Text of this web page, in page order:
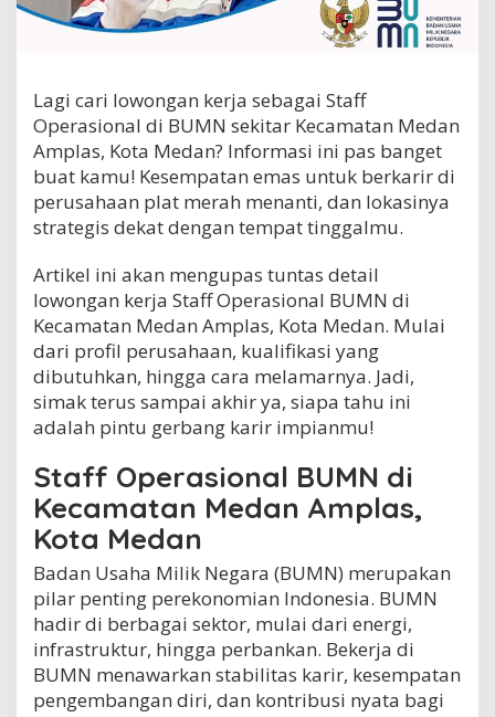
i
o
l
B
U
M
N
d
i
K
c
m
a
t
a
M
e
a
n
A
m
p
l
s
,
K
o
a
Lagi cari lowongan kerja sebagai Staff
Operasional di BUMN sekitar Kecamatan Medan
Amplas, Kota Medan? Informasi ini pas banget
buat kamu! Kesempatan emas untuk berkarir di
perusahaan plat merah menanti, dan lokasinya
strategis dekat dengan tempat tinggalmu.
Artikel ini akan mengupas tuntas detail
lowongan kerja Staff Operasional BUMN di
Kecamatan Medan Amplas, Kota Medan. Mulai
dari profil perusahaan, kualifikasi yang
dibutuhkan, hingga cara melamarnya. Jadi,
simak terus sampai akhir ya, siapa tahu ini
adalah pintu gerbang karir impianmu!
Staff Operasional BUMN di
Kecamatan Medan Amplas,
Kota Medan
Badan Usaha Milik Negara (BUMN) merupakan
pilar penting perekonomian Indonesia. BUMN
hadir di berbagai sektor, mulai dari energi,
infrastruktur, hingga perbankan. Bekerja di
BUMN menawarkan stabilitas karir, kesempatan
pengembangan diri, dan kontribusi nyata bagi